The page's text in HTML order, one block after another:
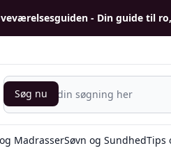
- Din guide til
Søg nu
Søg nu
MadrasserSøvn og SundhedTips